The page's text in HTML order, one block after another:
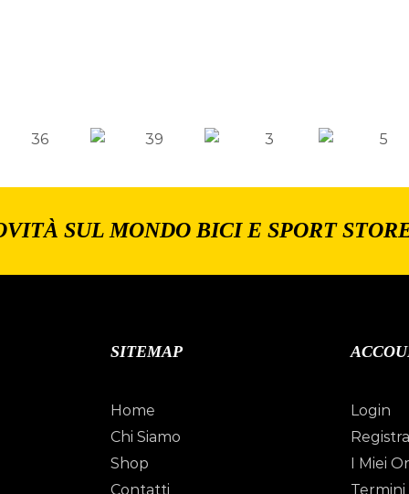
SUL MONDO BICI E SPORT
SITEMAP
Home
Chi Siamo
Shop
Contatti
Login
I Miei
Termini